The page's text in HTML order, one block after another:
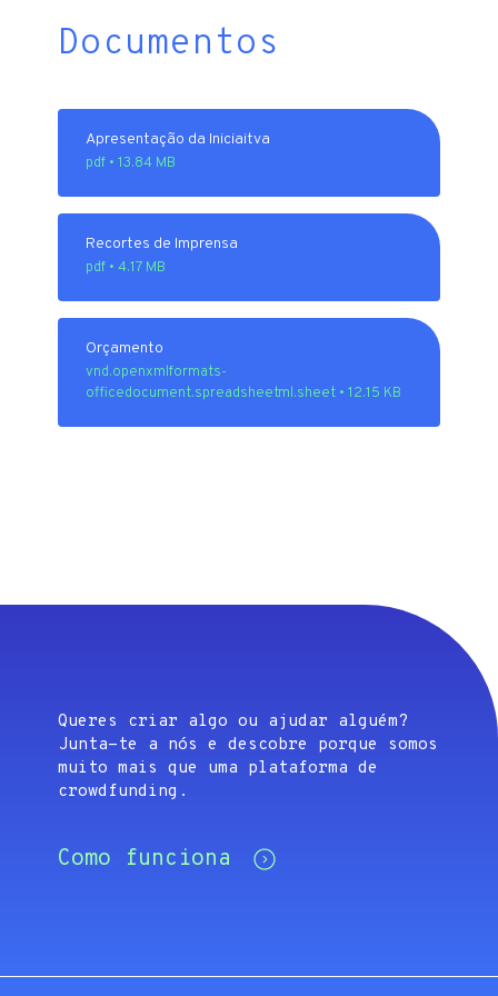
Documentos
Apresentação da Iniciaitva
pdf • 13.84 MB
Recortes de Imprensa
pdf • 4.17 MB
Orçamento
vnd.openxmlformats-
officedocument.spreadsheetml.sheet • 12.15 KB
Queres criar algo ou ajudar alguém?
Junta-te a nós e descobre porque somos
muito mais que uma plataforma de
crowdfunding.
Como funciona